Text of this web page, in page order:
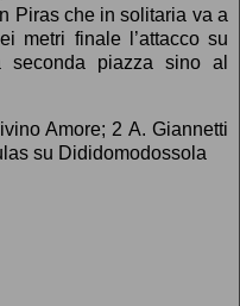
Piras che in solitaria va a
metri finale l’attacco su
piazza sino al
Amore; 2 A. Giannetti
su Dididomodossola